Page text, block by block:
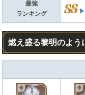
最強
ランキング
燃え盛る黎明のよう